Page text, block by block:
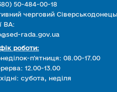
50-484-00-18
черговий
ВА:
rada.gov.ua
роботи:
п'ятниця: 08.00-17.00
12.00-13.00
субота, неділя